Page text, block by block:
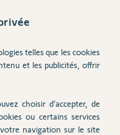
Excellia S Duo +
à mon
telles que les cookies
et les publicités, offrir
choisir d’accepter, de
ou certains services
navigation sur le site